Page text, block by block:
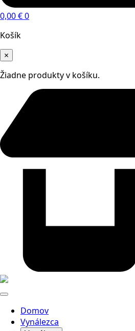
0,00€0
Košík
×
Žiadne produkty v košíku.
Domov
Vynálezca